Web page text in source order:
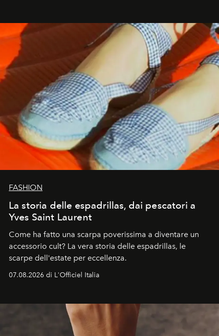
FASHION
La storia delle espadrillas, dai pescatori a
Yves Saint Laurent
Come ha fatto una scarpa poverissima a diventare un
accessorio cult? La vera storia delle espadrillas, le
scarpe dell'estate per eccellenza.
07.08.2026 di L'Officiel Italia